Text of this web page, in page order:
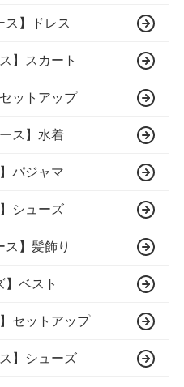
ス】ドレス
】スカート
ットアップ
ス】水着
パジャマ
シューズ
ス】髪飾り
】ベスト
セットアップ
】シューズ